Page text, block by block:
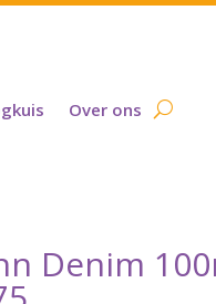
Over ons
Denim